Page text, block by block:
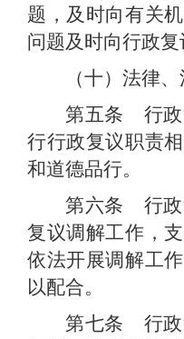
题，及时向有关
问题及时向行政复
（十）法律
第五条 行政
行行政复议职责
和道德品行。
第六条 行政
复议调解工作，
依法开展调解工
以配合。
第七条 行政